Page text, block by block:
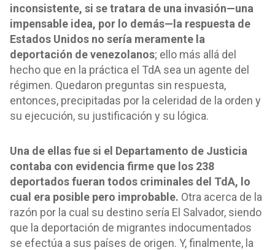
inconsistente, si se tratara de una invasión—una
impensable idea, por lo demás—la respuesta de
Estados Unidos no sería meramente la
deportación de venezolanos; ello más allá del
hecho que en la práctica el TdA sea un agente del
régimen. Quedaron preguntas sin respuesta,
entonces, precipitadas por la celeridad de la orden y
su ejecución, su justificación y su lógica.
Una de ellas fue si el Departamento de Justicia
contaba con evidencia firme que los 238
deportados fueran todos criminales del TdA, lo
cual era posible pero improbable. Otra acerca de la
razón por la cual su destino sería El Salvador, siendo
que la deportación de migrantes indocumentados
se efectúa a sus países de origen. Y, finalmente, la